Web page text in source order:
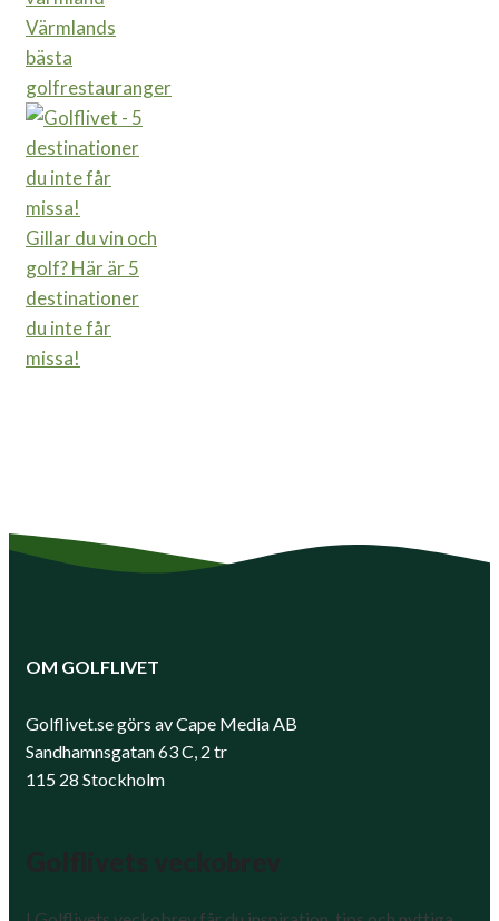
Värmlands
bästa
golfrestauranger
Gillar du vin och
golf? Här är 5
destinationer
du inte får
missa!
OM GOLFLIVET
Golflivet.se görs av Cape Media AB
Sandhamnsgatan 63 C, 2 tr
115 28 Stockholm